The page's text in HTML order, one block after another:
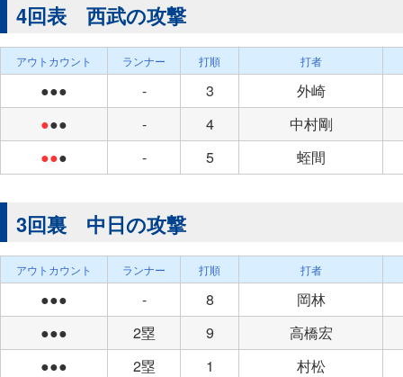
4回表 西武の攻撃
アウトカウント ランナー 打順 打者
●●● - 3
外崎
●●● - 4
中村剛
●●● - 5 蛭間
3回裏 中日の攻撃
アウトカウント ランナー 打順 打者
●●● - 8
岡林
●●●
2塁 9
高橋宏
●●●
2塁 1
村松